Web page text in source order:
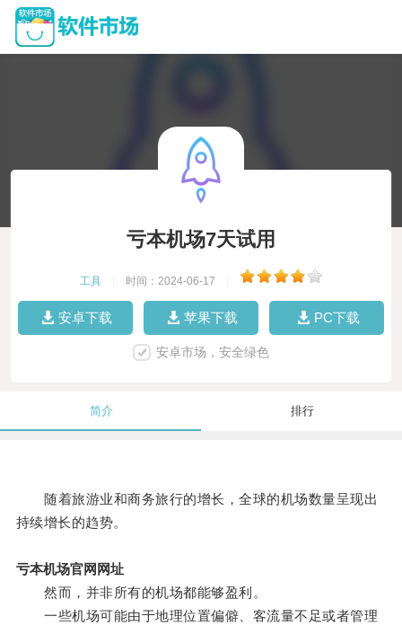
亏本机场7天试用
工具 时间：2024-06-17
安卓下载 苹果下载 PC下载
安卓市场，安全绿色
简介 排行
随着旅游业和商务旅行的增长，全球的机场数量呈现出
持续增长的趋势。
亏本机场官网网址
然而，并非所有的机场都能够盈利。
一些机场可能由于地理位置偏僻、客流量不足或者管理